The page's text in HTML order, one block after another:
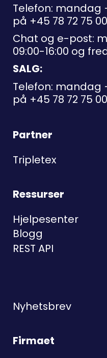
Telefon: mandag
på +45 78 72 75 00
Chat og e-post:
09:00-16:00 og
SALG:
Telefon: mandag
på +45 78 72 75 00
Partner
Tripletex
Ressurser
Hjelpesenter
Blogg
REST API
Nyhetsbrev
Firmaet